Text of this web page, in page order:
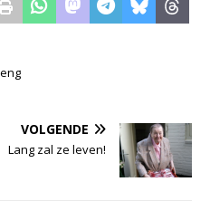
VOLGENDE
Lang zal ze leven!